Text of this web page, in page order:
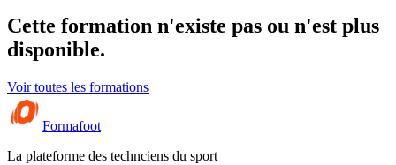
Cette formation n'existe pas ou n'est plus
disponible.
Voir toutes les formations
Formafoot
La plateforme des technciens du sport